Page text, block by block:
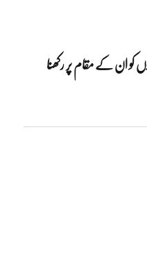
کو ان کے مقام پر رکھنا